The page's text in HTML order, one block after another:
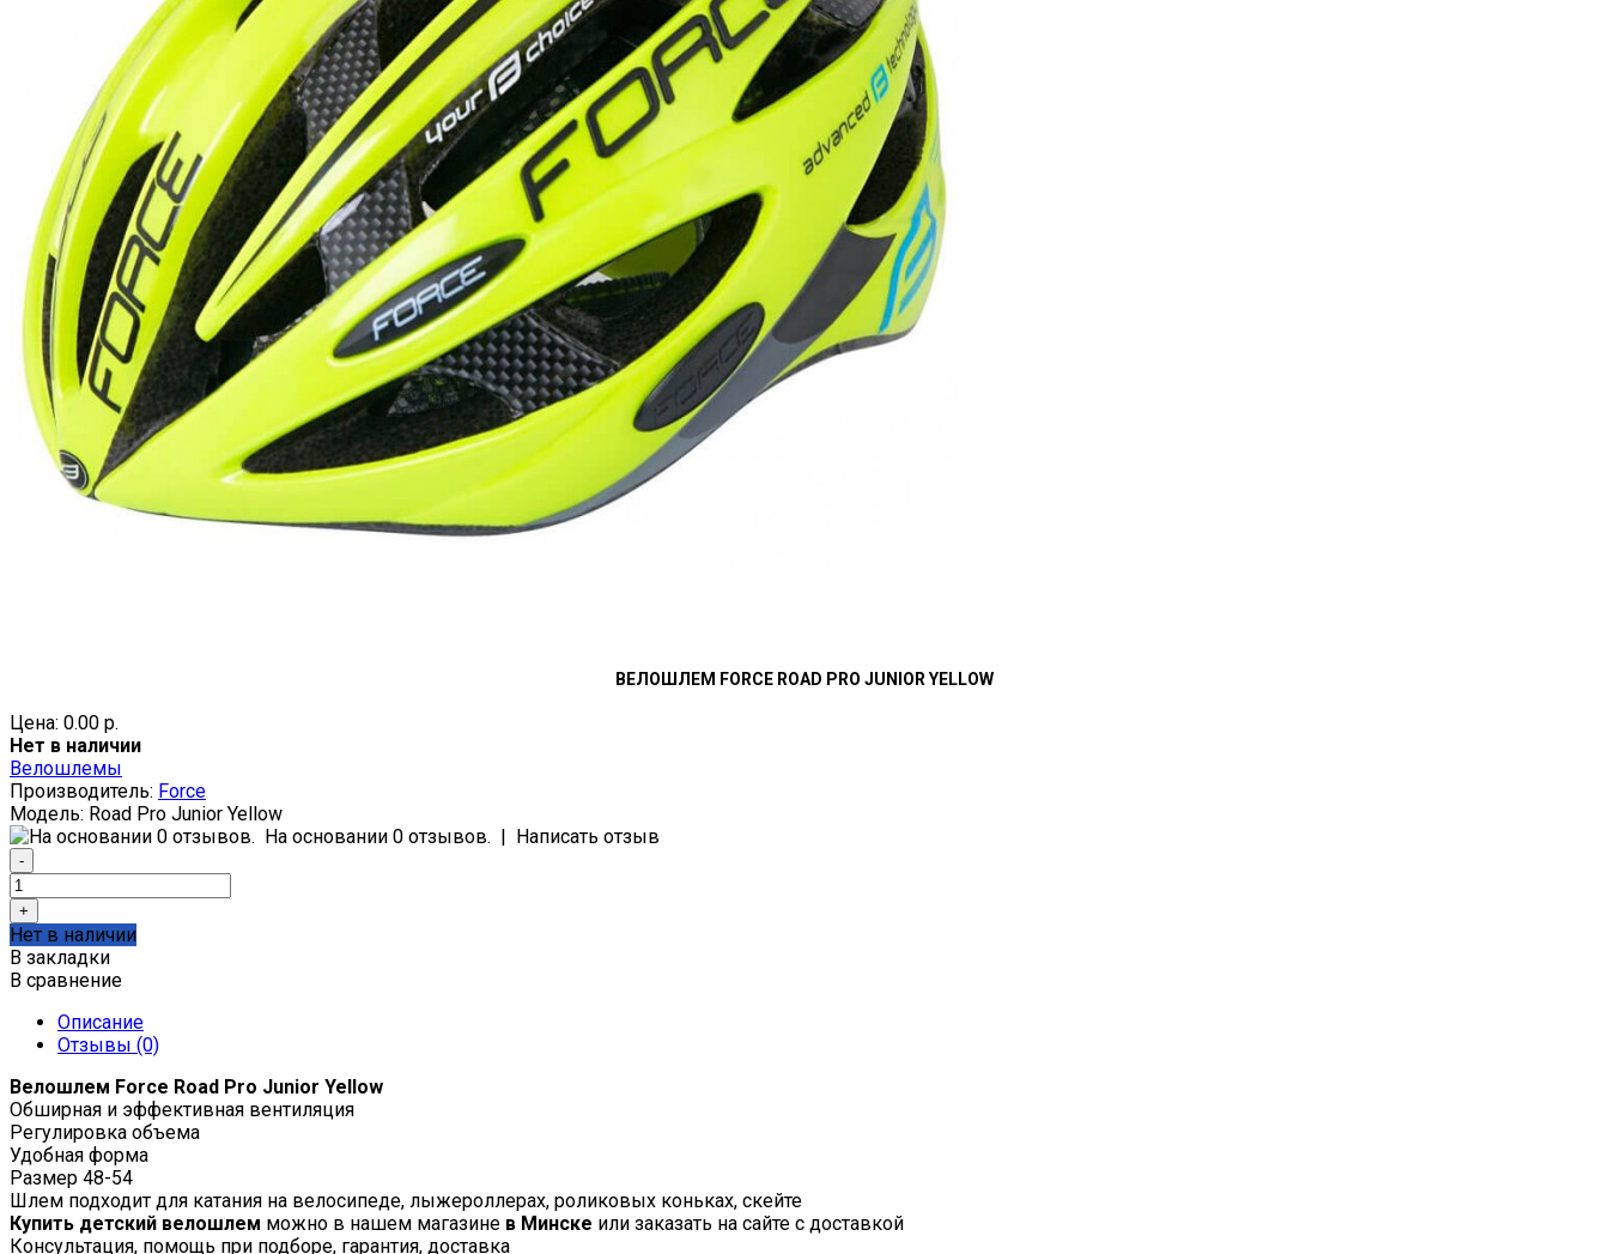
ВЕЛОШЛЕМ FORCE ROAD PRO JUNIOR YELLOW
Цена: 0.00 р.
Нет в наличии
Велошлемы
Производитель: Force
Модель: Road Pro Junior Yellow
На основании 0 отзывов.
Написать отзыв
Нет в наличии
В закладки
В сравнение
Описание
Отзывы (0)
Велошлем Force Road Pro Junior Yellow
Обширная и эффективная вентиляция
Регулировка объема
Удобная форма
Размер 48-54
Шлем подходит для катания на велосипеде, лыжероллерах, роликовых коньках, скейте
Купить детский велошлем можно в нашем магазине в Минске или заказать на сайте с доставкой
Консультация, помощь при подборе, гарантия, доставка